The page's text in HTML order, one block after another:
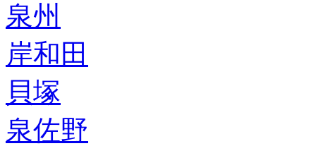
泉州
岸和田
貝塚
泉佐野